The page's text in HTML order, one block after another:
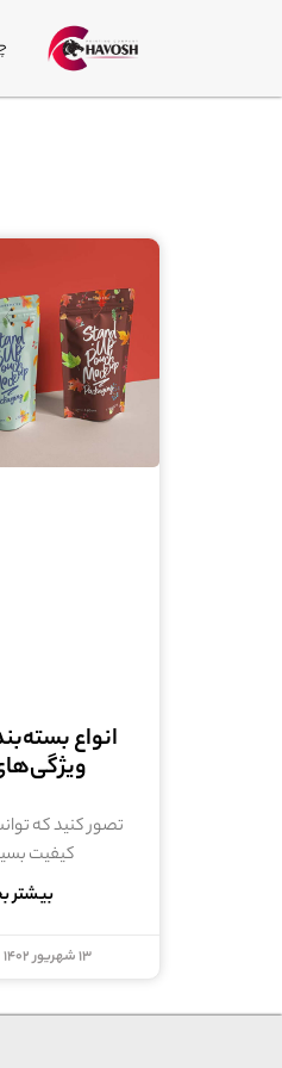
انواع
تصور کنید که
کیفیت
بیشتر
13 شهریور 1402